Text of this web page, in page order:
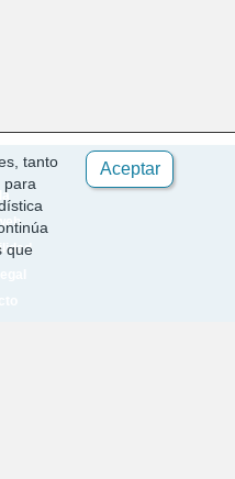
Aceptar
tanto
para
que